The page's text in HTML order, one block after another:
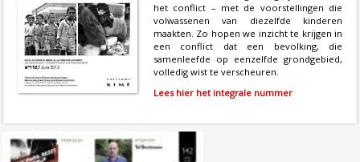
het conflict – met de voorstellingen die
volwassenen van diezelfde kinderen
maakten. Zo hopen we inzicht te krijgen in
een conflict dat een bevolking, die
samenleefde op eenzelfde grondgebied,
volledig wist te verscheuren.
Lees hier het integrale nummer